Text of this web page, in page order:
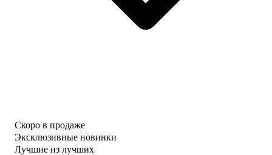
Скоро в продаже
Эксклюзивные новинки
Лучшие из лучших